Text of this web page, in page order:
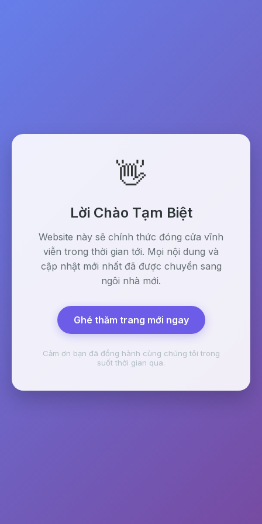
👋
Lời Chào Tạm Biệt
Website này sẽ chính thức đóng cửa vĩnh
viễn trong thời gian tới. Mọi nội dung và
cập nhật mới nhất đã được chuyển sang
ngôi nhà mới.
Ghé thăm trang mới ngay
Cảm ơn bạn đã đồng hành cùng chúng tôi trong
suốt thời gian qua.